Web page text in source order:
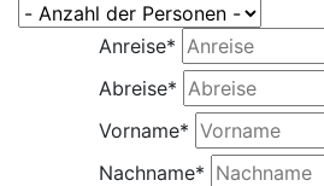
Anreise*
Abreise*
Vorname*
Nachname*